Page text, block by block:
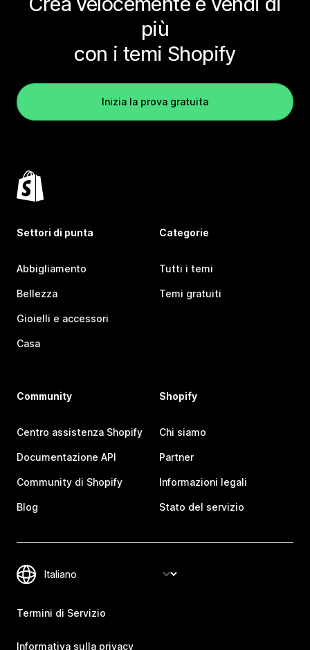
più
con i temi Shopify
Inizia la prova gratuita
Settori di punta
Abbigliamento
Bellezza
Gioielli e accessori
Casa
Categorie
Tutti i temi
Temi gratuiti
Community
Centro assistenza Shopify
Documentazione API
Community di Shopify
Blog
Shopify
Chi siamo
Partner
Informazioni legali
Stato del servizio
Termini di Servizio
Informativa sulla privacy